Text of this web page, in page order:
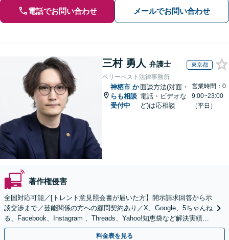
電話でお問い合わせ メールでお問い合わせ
三村 勇人 弁護士 東京都
ベリーベスト法律事務所
神栖市 か
らも相談
受付中
面談方法(対面・
電話・ビデオな
ど)は応相談
営業時間：0
9:00~23:00
（平日）
著作権侵害
全国対応可能／[トレント意見照会書が届いた方】開示請求回答から示
談交渉まで／芸能関係の方への顧問契約あり／X、Google、5ちゃんね
る、Facebook、Instagram 、Threads、Yahoo!知恵袋など解決実績豊
富
料金表を見る